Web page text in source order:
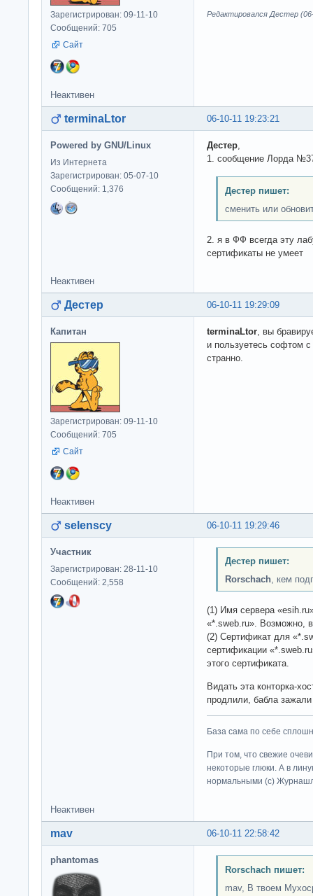
Зарегистрирован: 09-11-10
Сообщений: 705
Сайт
Редактировался Дестер
Неактивен
06-10-11 19:23:21
terminaLtor
Powered by GNU/Linux
Из Интернета
Зарегистрирован: 05-07-10
Сообщений: 1,376
Дестер
1. сообщение Лорда
Дестер пишет:
сменить или
2. я в ФФ всегда эту
сертификаты не умеет
Неактивен
06-10-11 19:29:09
Дестер
Капитан
Зарегистрирован: 09-11-10
Сообщений: 705
Сайт
terminaLtor , вы
и пользуетесь софтом
странно.
Неактивен
06-10-11 19:29:46
selenscy
Участник
Зарегистрирован: 28-11-10
Сообщений: 2,558
Дестер пишет:
Rorschach, кем
(1) Имя сервера
«*.sweb.ru». Возможно,
(2) Сертификат для
сертификации
этого сертификата.
Видать эта конторка-
продлили, бабла
База сама по себе
При том, что свежие
некоторые глюки. А в
нормальными (c)
Неактивен
06-10-11 22:58:42
mav
phantomas
Rorschach пишет:
mav, В твоем